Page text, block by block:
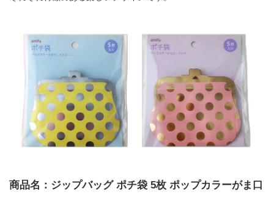
商品名：ジップバッグ ポチ袋 5枚 ポップカラーがま口